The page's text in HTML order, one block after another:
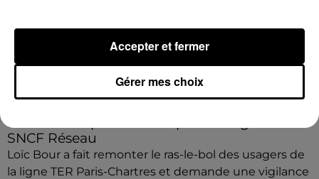
Le maire d'Epernon interpelle la région et
SNCF Réseau
Loïc Bour a fait remonter le ras-le-bol des usagers de
la ligne TER Paris-Chartres et demande une vigilance
Gérer mes choix
Accepter et fermer